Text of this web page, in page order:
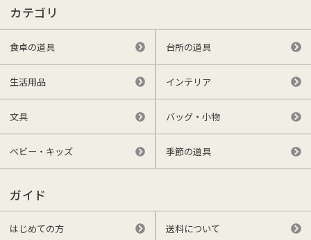
カテゴリ
食卓の道具 台所の道具
生活用品 インテリア
文具 バッグ・小物
ベビー・キッズ 季節の道具
ガイド
はじめての方 送料について